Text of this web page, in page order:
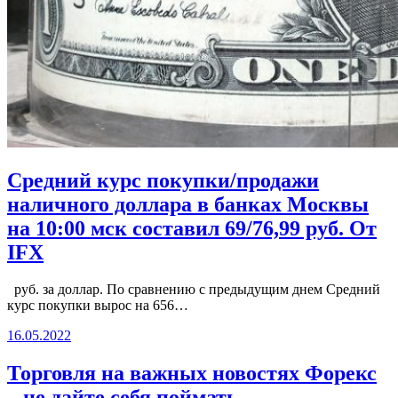
Cредний курс покупки/продажи
наличного доллара в банках Москвы
на 10:00 мск составил 69/76,99 руб. От
IFX
руб. за доллар. По сравнению с предыдущим днем Cредний
курс покупки вырос на 656…
16.05.2022
Торговля на важных новостях Форекс